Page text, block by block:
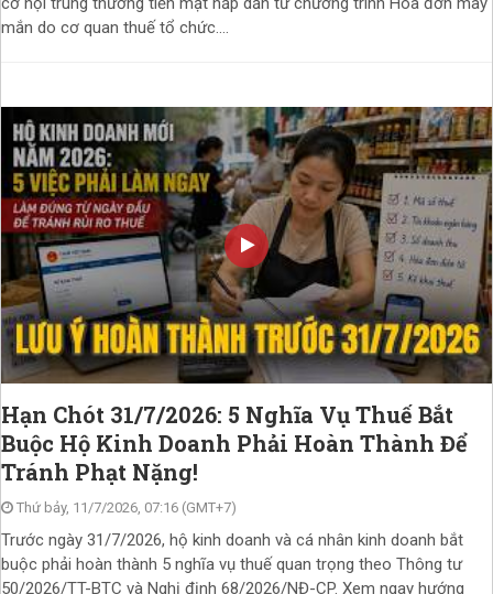
mắn do cơ quan thuế tổ chức....
Hạn Chót 31/7/2026: 5 Nghĩa Vụ Thuế Bắt
Buộc Hộ Kinh Doanh Phải Hoàn Thành Để
Tránh Phạt Nặng!
Thứ bảy, 11/7/2026, 07:16 (GMT+7)
Trước ngày 31/7/2026, hộ kinh doanh và cá nhân kinh doanh bắt
buộc phải hoàn thành 5 nghĩa vụ thuế quan trọng theo Thông tư
50/2026/TT-BTC và Nghị định 68/2026/NĐ-CP. Xem ngay hướng